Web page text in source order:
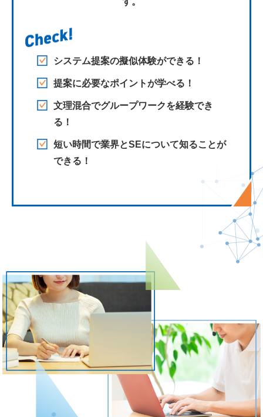
システム提案の擬似体験ができる！
提案に必要なポイントが学べる！
文理混合でグループワークを経験でき
る！
短い時間で業界とSEについて知ることが
できる！